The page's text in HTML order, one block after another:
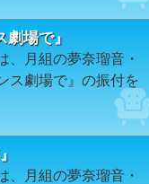
場で』
、月組の夢奈瑠音・
ス劇場で』の振付を
、月組の夢奈瑠音・